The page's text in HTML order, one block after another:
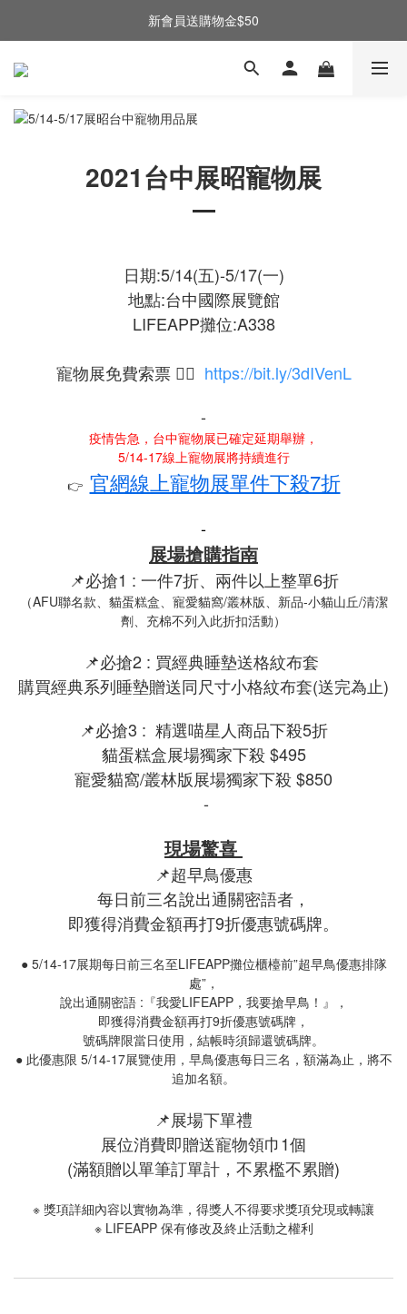
新會員送購物金$50
2021台中展昭寵物展
日期:5/14(五)-5/17(一)
地點:台中國際展覽館
LIFEAPP攤位:A338
寵物展免費索票 👉🏻 https://bit.ly/3dIVenL
-
疫情告急，台中寵物展已確定延期舉辦，
5/14-17線上寵物展將持續進行
👉️ 官網線上寵物展單件下殺7折
-
展場搶購指南
📌必搶1 : 一件7折、兩件以上整單6折
（AFU聯名款、貓蛋糕盒、寵愛貓窩/叢林版、新品-小貓山丘/清潔
劑、充棉不列入此折扣活動）
📌必搶2 : 買經典睡墊送格紋布套
購買經典系列睡墊贈送同尺寸小格紋布套(送完為止)
📌必搶3 : 精選喵星人商品下殺5折
貓蛋糕盒展場獨家下殺 $495
寵愛貓窩/叢林版展場獨家下殺 $850
-
現場驚喜
📌超早鳥優惠
每日前三名說出通關密語者，
即獲得消費金額再打9折優惠號碼牌。
● 5/14-17展期每日前三名至LIFEAPP攤位櫃檯前”超早鳥優惠排隊
處”，
說出通關密語 :『我愛LIFEAPP，我要搶早鳥！』，
即獲得消費金額再打9折優惠號碼牌，
號碼牌限當日使用，結帳時須歸還號碼牌。
● 此優惠限 5/14-17展覽使用，早鳥優惠每日三名，額滿為止，將不
追加名額。
📌展場下單禮
展位消費即贈送寵物領巾1個
(滿額贈以單筆訂單計，不累檻不累贈)
※ 獎項詳細內容以實物為準，得獎人不得要求獎項兌現或轉讓
※ LIFEAPP 保有修改及終止活動之權利